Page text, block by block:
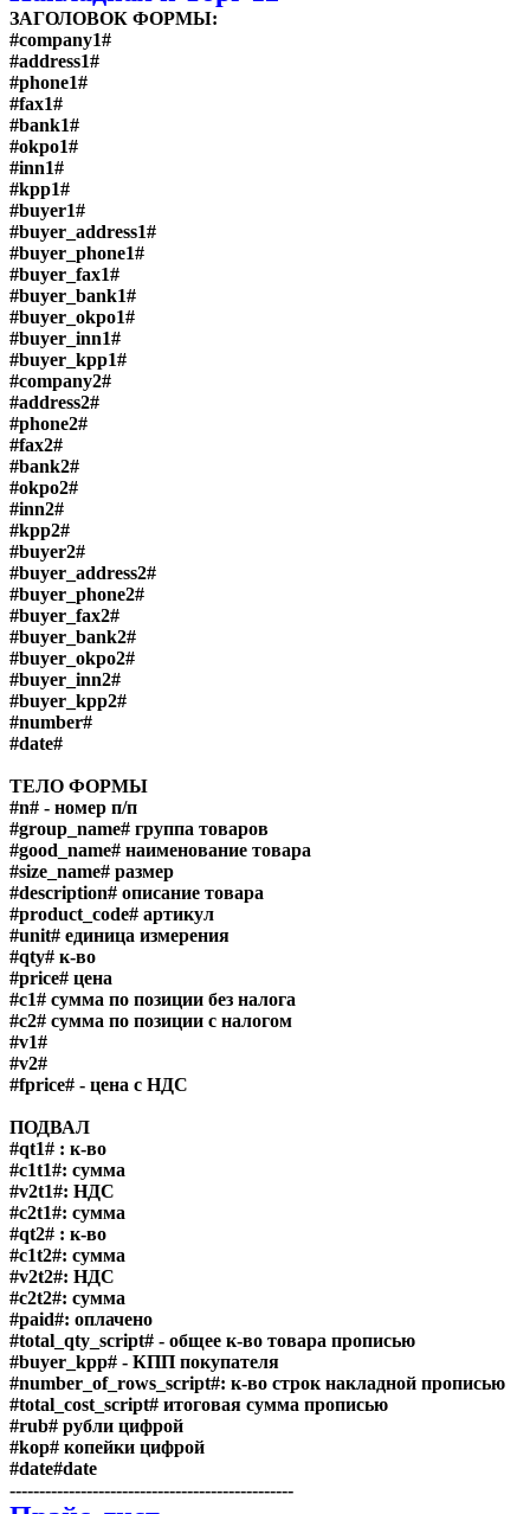
ЗАГОЛОВОК ФОРМЫ:
#company1#
#address1#
#phone1#
#fax1#
#bank1#
#okpo1#
#inn1#
#kpp1#
#buyer1#
#buyer_address1#
#buyer_phone1#
#buyer_fax1#
#buyer_bank1#
#buyer_okpo1#
#buyer_inn1#
#buyer_kpp1#
#company2#
#address2#
#phone2#
#fax2#
#bank2#
#okpo2#
#inn2#
#kpp2#
#buyer2#
#buyer_address2#
#buyer_phone2#
#buyer_fax2#
#buyer_bank2#
#buyer_okpo2#
#buyer_inn2#
#buyer_kpp2#
#number#
#date#
ТЕЛО ФОРМЫ
#n# - номер п/п
#group_name# группа товаров
#good_name# наименование товара
#size_name# размер
#description# описание товара
#product_code# артикул
#unit# единица измерения
#qty# к-во
#price# цена
#c1# сумма по позиции без налога
#c2# сумма по позиции с налогом
#v1#
#v2#
#fprice# - цена с НДС
ПОДВАЛ
#qt1# : к-во
#c1t1#: сумма
#v2t1#: НДС
#c2t1#: сумма
#qt2# : к-во
#c1t2#: сумма
#v2t2#: НДС
#c2t2#: сумма
#paid#: оплачено
#total_qty_script# - общее к-во товара прописью
#buyer_kpp# - КПП покупателя
#number_of_rows_script#: к-во строк накладной прописью
#total_cost_script# итоговая сумма прописью
#rub# рубли цифрой
#kop# копейки цифрой
#date#date
------------------------------------------------